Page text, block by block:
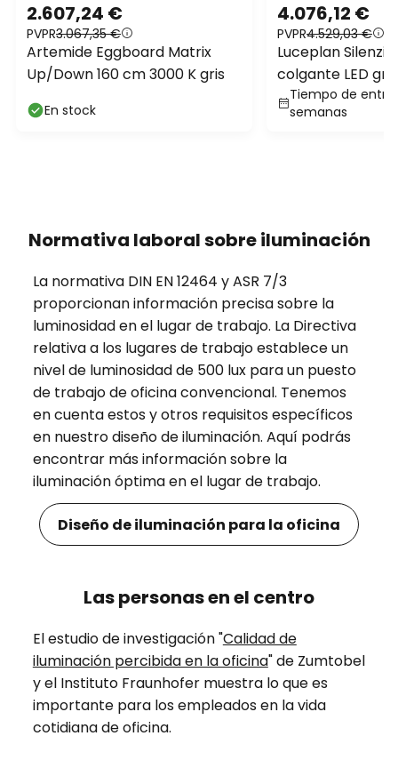
2.607,24 €
PVPR3.067,35 €
Artemide Eggboard Matrix
Up/Down 160 cm 3000 K gris
En stock
4.076,12 €
PVPR4.529,03 €
Luceplan
colgante LED
Tiempo de
semanas
Normativa laboral sobre iluminación
La normativa DIN EN 12464 y ASR 7/3
proporcionan información precisa sobre la
luminosidad en el lugar de trabajo. La Directiva
relativa a los lugares de trabajo establece un
nivel de luminosidad de 500 lux para un puesto
de trabajo de oficina convencional. Tenemos
en cuenta estos y otros requisitos específicos
en nuestro diseño de iluminación. Aquí podrás
encontrar más información sobre la
iluminación óptima en el lugar de trabajo.
Diseño de iluminación para la oficina
Las personas en el centro
El estudio de investigación "Calidad de
iluminación percibida en la oficina" de Zumtobel
y el Instituto Fraunhofer muestra lo que es
importante para los empleados en la vida
cotidiana de oficina.